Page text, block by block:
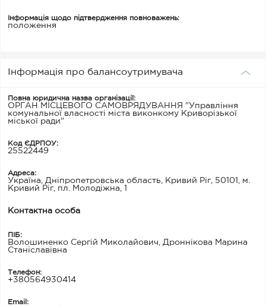
Інформація щодо підтвердження повноважень:
положення
Інформація про балансоутримувача
Повна юридична назва організації:
ОРГАН МІСЦЕВОГО САМОВРЯДУВАННЯ "Управління
комунальної власності міста виконкому Криворізької
міської ради"
Код ЄДРПОУ:
25522449
Адреса:
Україна, Дніпропетровська область, Кривий Ріг, 50101, м.
Кривий Ріг, пл. Молодіжна, 1
Контактна особа
ПІБ:
Волошиненко Сергій Миколайович, Дроннікова Марина
Станіславівна
Телефон:
+380564930414
Email: